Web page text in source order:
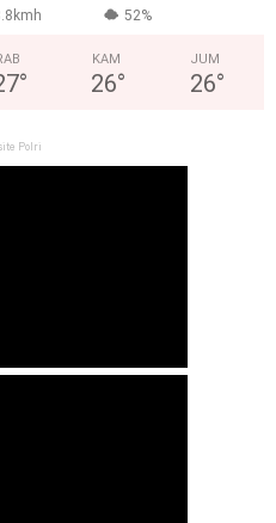
52%
°
KAM
26°
JUM
26°
Polri